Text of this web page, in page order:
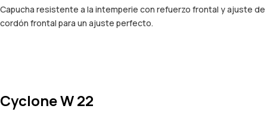
Capucha resistente a la intemperie con refuerzo frontal y ajuste de
cordón frontal para un ajuste perfecto.
Cyclone W 22